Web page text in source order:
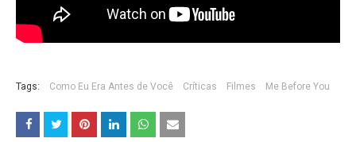
Tags: Como Eu Era Antes de Você Críticas Filmes Me Before You